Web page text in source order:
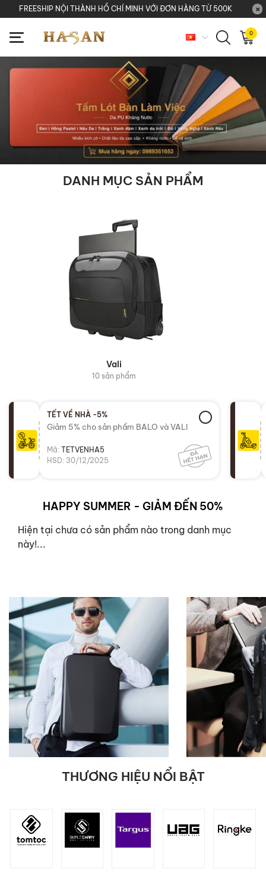
FREESHIP NỘI THÀNH HỒ CHÍ MINH VỚI ĐƠN HÀNG TỪ 500K
0
DANH MỤC SẢN PHẨM
Vali
10 sản phẩm
TẾT VỀ NHÀ -5%
Giảm 5% cho sản phẩm BALO và VALI
Mã: TETVENHA5
HSD: 30/12/2025
HAPPY SUMMER - GIẢM ĐẾN 50%
Hiện tại chưa có sản phẩm nào trong danh mục
này!...
THƯƠNG HIỆU NỔI BẬT